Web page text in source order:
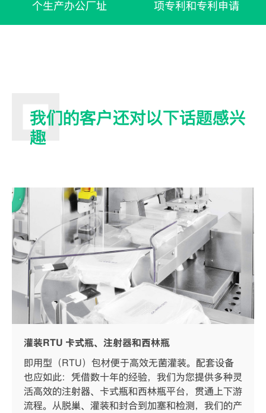
个生产办公厂址 项专利和专利申请
我们的客户还对以下话题感兴
趣
灌装RTU 卡式瓶、注射器和西林瓶
即用型（RTU）包材便于高效无菌灌装。配套设备
也应如此：凭借数十年的经验，我们为您提供多种灵
活高效的注射器、卡式瓶和西林瓶平台，贯通上下游
流程。从脱巢、灌装和封合到加塞和检测，我们的产